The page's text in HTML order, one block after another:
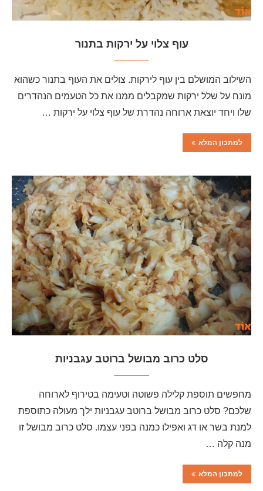
עוף צלוי על ירקות בתנור
השילוב המושלם בין עוף לירקות. צולים את העוף בתנור כשהוא
מונח על שלל ירקות שמקבלים ממנו את כל הטעמים הנהדרים
שלו ויחד יוצאת ארוחה נהדרת של עוף צלוי על ירקות …
למתכון המלא
סלט כרוב מבושל ברוטב עגבניות
מחפשים תוספת קלילה פשוטה וטעימה בטירוף לארוחה
שלכם? סלט כרוב מבושל ברוטב עגבניות ילך מעולה כתוספת
למנת בשר או דג ואפילו כמנה בפני עצמו. סלט כרוב מבושל זו
מנה קלה …
למתכון המלא